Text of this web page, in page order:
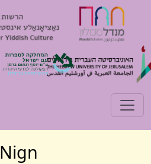
Toggle navigation
Nign